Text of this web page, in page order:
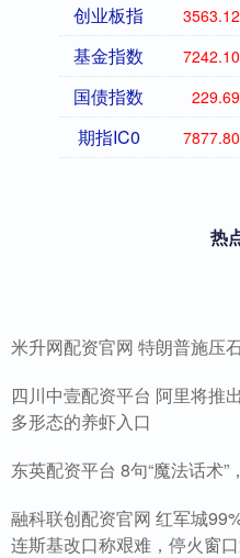
创业板指 3563.12
基金指数 7242.10
国债指数 229.69
期指IC0 7877.80
热
米升网配资官网 特朗普施压
四川中壹配资平台 阿里将推
多形态的养虾入口
东英配资平台 8句“魔法话术
融科联创配资官网 红军城
连斯基改口称艰难，停火窗